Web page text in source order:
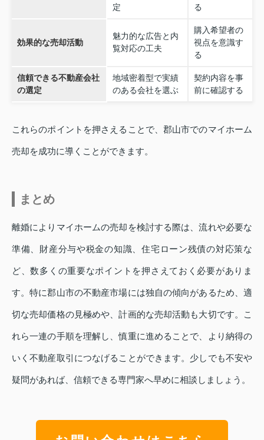
定
る
効果的な売却活動
魅力的な広告と内
覧対応の工夫
購入希望者の
視点を意識す
る
信頼できる不動産会社
の選定
地域密着型で実績
のある会社を選ぶ
契約内容を事
前に確認する
これらのポイントを押さえることで、郡山市でのマイホーム
売却を成功に導くことができます。
まとめ
離婚によりマイホームの売却を検討する際は、流れや必要な
準備、財産分与や税金の知識、住宅ローン残債の対応策な
ど、数多くの重要なポイントを押さえておく必要がありま
す。特に郡山市の不動産市場には独自の傾向があるため、適
切な売却価格の見極めや、計画的な売却活動も大切です。こ
れら一連の手順を理解し、慎重に進めることで、より納得の
いく不動産取引につなげることができます。少しでも不安や
疑問があれば、信頼できる専門家へ早めに相談しましょう。